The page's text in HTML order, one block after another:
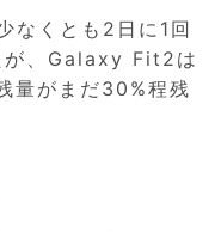
なくとも2日に1回
が、Galaxy Fit2は
量がまだ30%程残